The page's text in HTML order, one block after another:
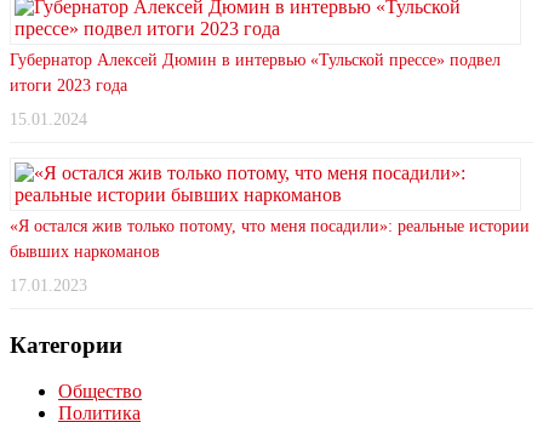
Губернатор Алексей Дюмин в интервью «Тульской прессе» подвел
итоги 2023 года
15.01.2024
«Я остался жив только потому, что меня посадили»: реальные истории
бывших наркоманов
17.01.2023
Категории
Общество
Политика